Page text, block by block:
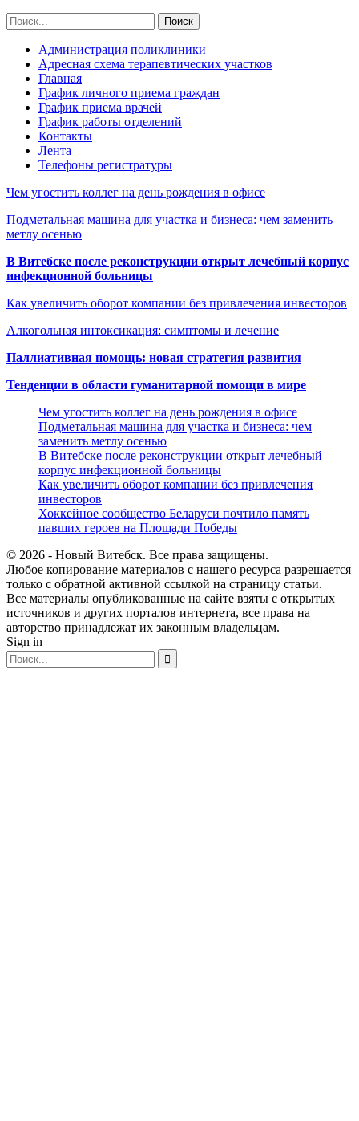
Администрация поликлиники
Адресная схема терапевтических участков
Главная
График личного приема граждан
График приема врачей
График работы отделений
Контакты
Лента
Телефоны регистратуры
Чем угостить коллег на день рождения в офисе
Подметальная машина для участка и бизнеса: чем заменить
метлу осенью
В Витебске после реконструкции открыт лечебный корпус
инфекционной больницы
Как увеличить оборот компании без привлечения инвесторов
Алкогольная интоксикация: симптомы и лечение
Паллиативная помощь: новая стратегия развития
Тенденции в области гуманитарной помощи в мире
Чем угостить коллег на день рождения в офисе
Подметальная машина для участка и бизнеса: чем
заменить метлу осенью
В Витебске после реконструкции открыт лечебный
корпус инфекционной больницы
Как увеличить оборот компании без привлечения
инвесторов
Хоккейное сообщество Беларуси почтило память
павших героев на Площади Победы
© 2026 - Новый Витебск. Все права защищены.
Любое копирование материалов с нашего ресурса разрешается
только с обратной активной ссылкой на страницу статьи.
Все материалы опубликованные на сайте взяты с открытых
источников и других порталов интернета, все права на
авторство принадлежат их законным владельцам.
Sign in